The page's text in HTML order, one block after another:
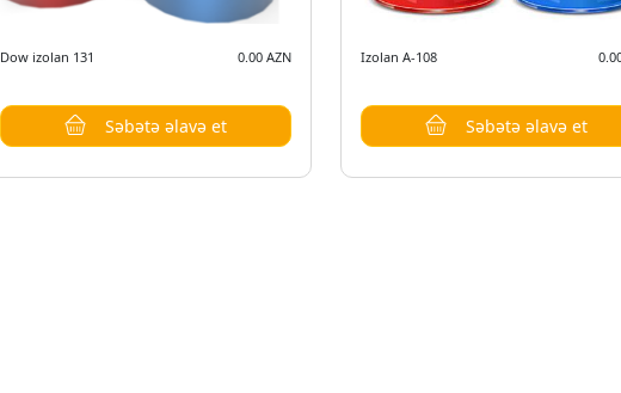
Dow izolan 131 0.00 AZN
Səbətə əlavə et
Izolan A-108
Səbətə əlavə et